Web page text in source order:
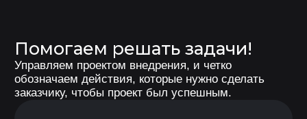
02
Инструменты бережливого